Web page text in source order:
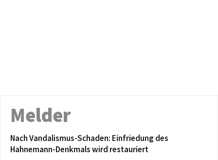
Melder
Nach Vandalismus-Schaden: Einfriedung des
Hahnemann-Denkmals wird restauriert